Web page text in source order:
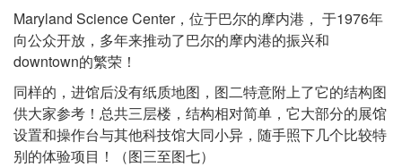
Maryland Science Center，位于巴尔的摩内港， 于1976年
向公众开放，多年来推动了巴尔的摩内港的振兴和
downtown的繁荣！
同样的，进馆后没有纸质地图，图二特意附上了它的结构图
供大家参考！总共三层楼，结构相对简单，它大部分的展馆
设置和操作台与其他科技馆大同小异，随手照下几个比较特
别的体验项目！（图三至图七）